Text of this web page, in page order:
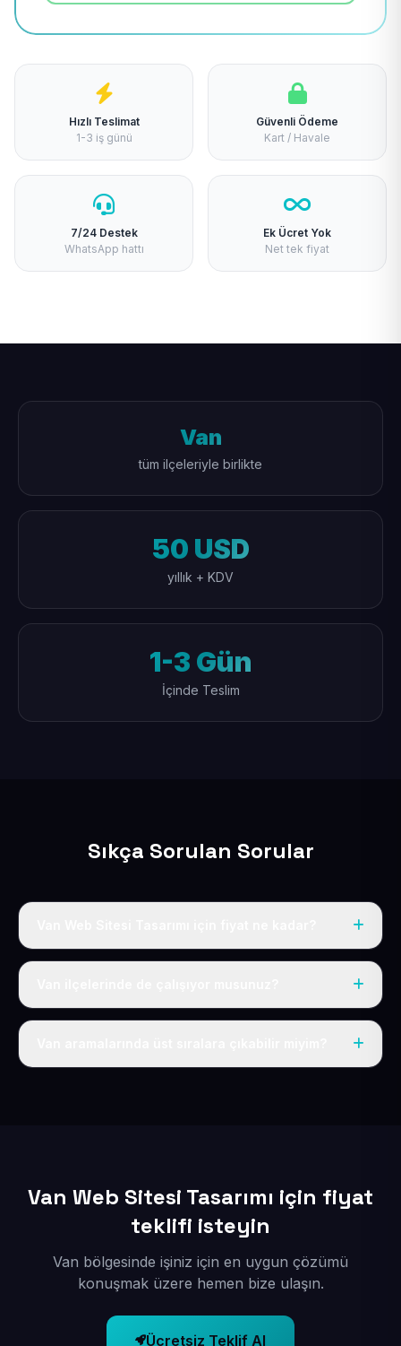
Hızlı Teslimat
1-3 iş günü
Güvenli Ödeme
Kart / Havale
7/24 Destek
WhatsApp hattı
Ek Ücret Yok
Net tek fiyat
Van
tüm ilçeleriyle birlikte
50 USD
yıllık + KDV
1-3 Gün
İçinde Teslim
Sıkça Sorulan Sorular
Van dahil Türkiye’nin her yerinde geçerli yıllık tek
Elbette; Van iline bağlı bütün ilçelere uzaktan ve
Van Web Sitesi Tasarımı için fiyat
teklifi isteyin
Van bölgesinde işiniz için en uygun çözümü
konuşmak üzere hemen bize ulaşın.
Ücretsiz Teklif Al